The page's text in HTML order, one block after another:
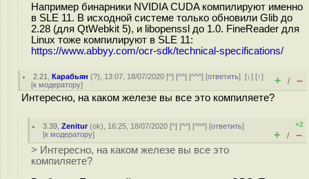
Например бинарники NVIDIA CUDA компилируют именно
в SLE 11. В исходной системе только обновили Glib до
2.28 (для QtWebkit 5), и libopenssl до 1.0. FineReader для
Linux тоже компилируют в SLE 11:
https://www.abbyy.com/ocr-sdk/technical-specifications/
2.21 ,Карабьян (?), 13:07, 18/07/2020 [^] [^^] [^^^] [ответить][↓] [↑]
[к модератору] + / –
Интересно, на каком железе вы все это компиляете?
3.39 ,Zenitur(ok), 16:25, 18/07/2020 [^] [^^] [^^^] [ответить]
[к модератору]
+2
+ / –
> Интересно, на каком железе вы все это
компиляете?